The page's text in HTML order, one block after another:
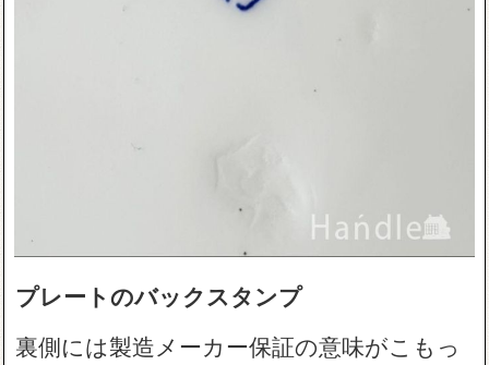
プレートのバックスタンプ
裏側には製造メーカー保証の意味がこもっ